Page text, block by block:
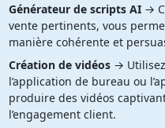
Générateur de scripts AI→
vente pertinents, vous
manière cohérente et
Création de vidéos→ Utilisez
l’application de bureau ou
produire des vidéos
l’engagement client.